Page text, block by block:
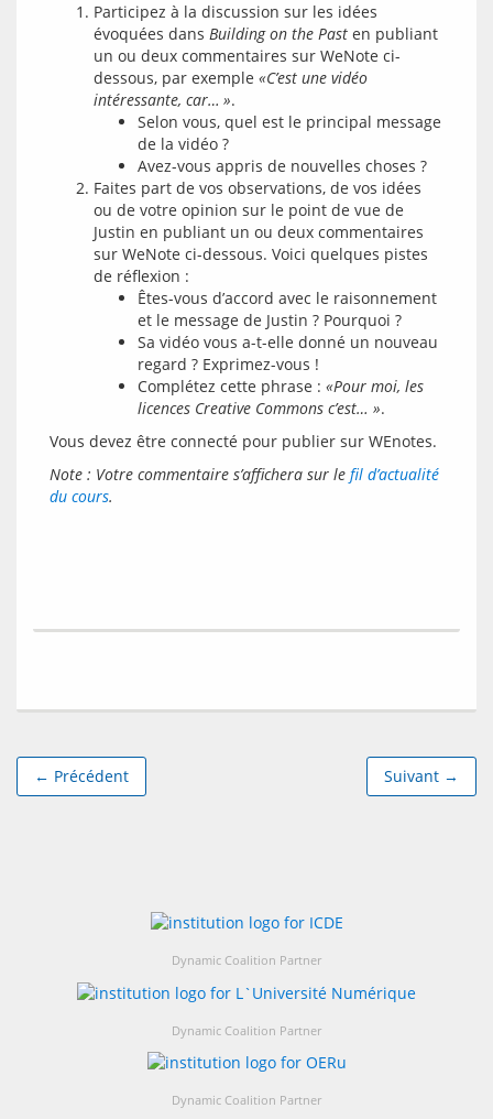
Participez à la discussion sur les idées
évoquées dans Building on the Past en publiant
un ou deux commentaires sur WeNote ci-
dessous, par exemple «C’est une vidéo
intéressante, car… ».
Selon vous, quel est le principal message
de la vidéo ?
Avez-vous appris de nouvelles choses ?
Faites part de vos observations, de vos idées
ou de votre opinion sur le point de vue de
Justin en publiant un ou deux commentaires
sur WeNote ci-dessous. Voici quelques pistes
de réflexion :
Êtes-vous d’accord avec le raisonnement
et le message de Justin ? Pourquoi ?
Sa vidéo vous a-t-elle donné un nouveau
regard ? Exprimez-vous !
Complétez cette phrase : «Pour moi, les
licences Creative Commons c’est… ».
Vous devez être connecté pour publier sur WEnotes.
Note : Votre commentaire s’affichera sur le fil d’actualité
du cours.
← Précédent Suivant →
Dynamic Coalition Partner
Dynamic Coalition Partner
Dynamic Coalition Partner